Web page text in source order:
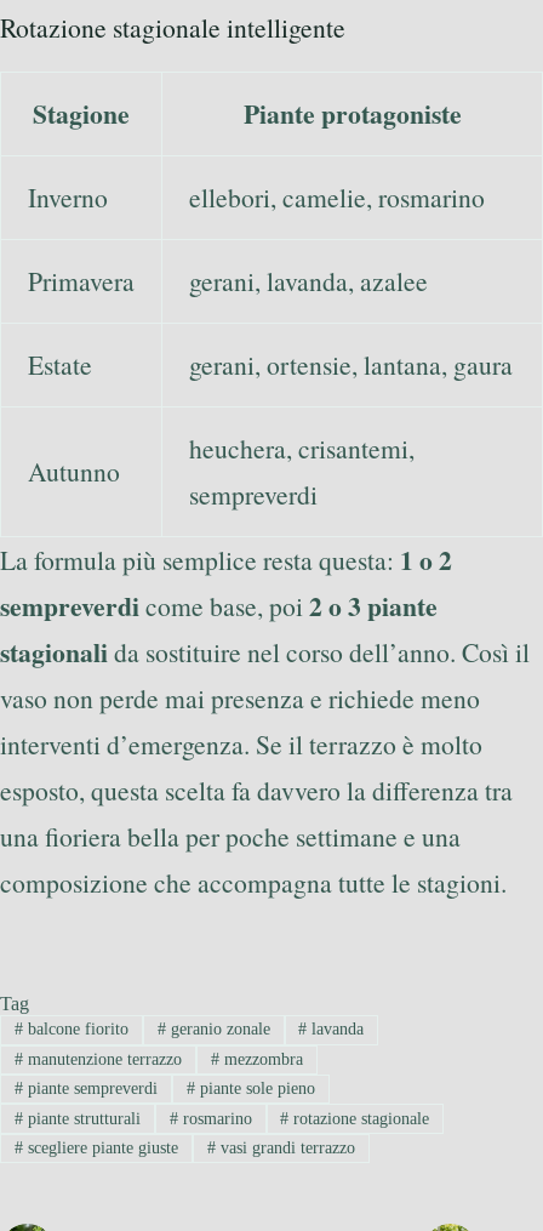
Rotazione stagionale intelligente
Stagione Piante protagoniste
Inverno ellebori, camelie, rosmarino
Primavera gerani, lavanda, azalee
Estate gerani, ortensie, lantana, gaura
Autunno
heuchera, crisantemi,
sempreverdi
La formula più semplice resta questa: 1 o 2
sempreverdicome base, poi2 o 3 piante
stagionalida sostituire nel corso dell’anno. Così il
vaso non perde mai presenza e richiede meno
interventi d’emergenza. Se il terrazzo è molto
esposto, questa scelta fa davvero la differenza tra
una fioriera bella per poche settimane e una
composizione che accompagna tutte le stagioni.
Tag
#balcone fiorito #geranio zonale # lavanda
#manutenzione terrazzo #mezzombra
#piante sempreverdi #piante sole pieno
#piante strutturali #rosmarino # rotazione stagionale
#scegliere piante giuste #vasi grandi terrazzo